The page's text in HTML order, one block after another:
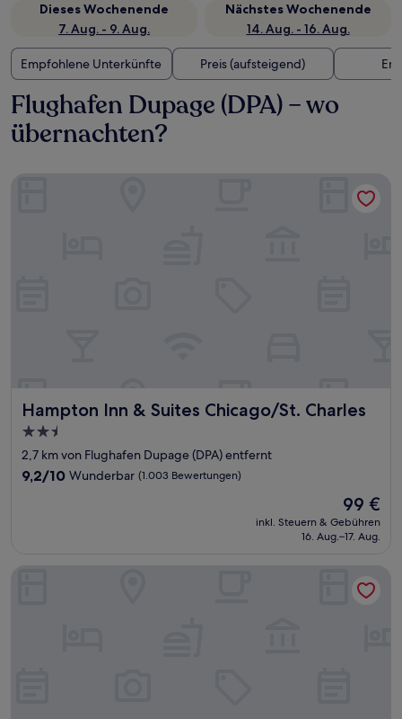
Dieses Wochenende
7. Aug. - 9. Aug.
Nächstes Wochenende
14. Aug. - 16. Aug.
Empfohlene Unterkünfte Preis (aufsteigend)
Flughafen Dupage (DPA) – wo
übernachten?
Hampton Inn & Suites Chicago/St. Charles
Hampton Inn & Suites Chicago/St. Charles
2.5-
Sterne-
Unterkunft
2,7 km von Flughafen Dupage (DPA) entfernt
9.2
9,2/10 Wunderbar (1.003 Bewertungen)
Der
Preis
beträgt
99 €
inkl. Steuern & Gebühren
16. Aug.–17. Aug.
Hilton Garden Inn St. Charles